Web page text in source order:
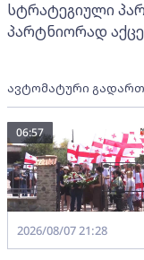
სტრატეგიული
პარტნიორად
ავტომატური
06:57
2026/08/07 21:28